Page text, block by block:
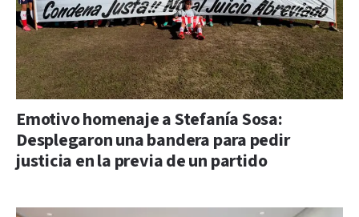
Emotivo homenaje a Stefanía Sosa:
Desplegaron una bandera para pedir
justicia en la previa de un partido